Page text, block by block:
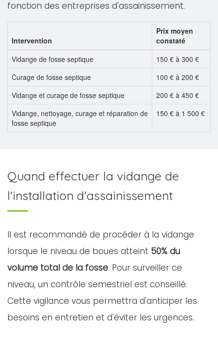
fonction des entreprises d'assainissement.
Intervention
Prix moyen
constaté
Vidange de fosse septique
150 € à 300 €
Curage de fosse septique
100 € à 200 €
Vidange et curage de fosse septique
200 € à 450 €
Vidange, nettoyage, curage et réparation de
fosse septique
150 € à 1 500 €
Quand effectuer la vidange de
l'installation d'assainissement
Il est recommandé de procéder à la vidange
lorsque le niveau de boues atteint 50% du
volume total de la fosse. Pour surveiller ce
niveau, un contrôle semestriel est conseillé.
Cette vigilance vous permettra d'anticiper les
besoins en entretien et d'éviter les urgences.